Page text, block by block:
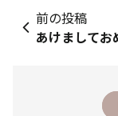
前の投稿